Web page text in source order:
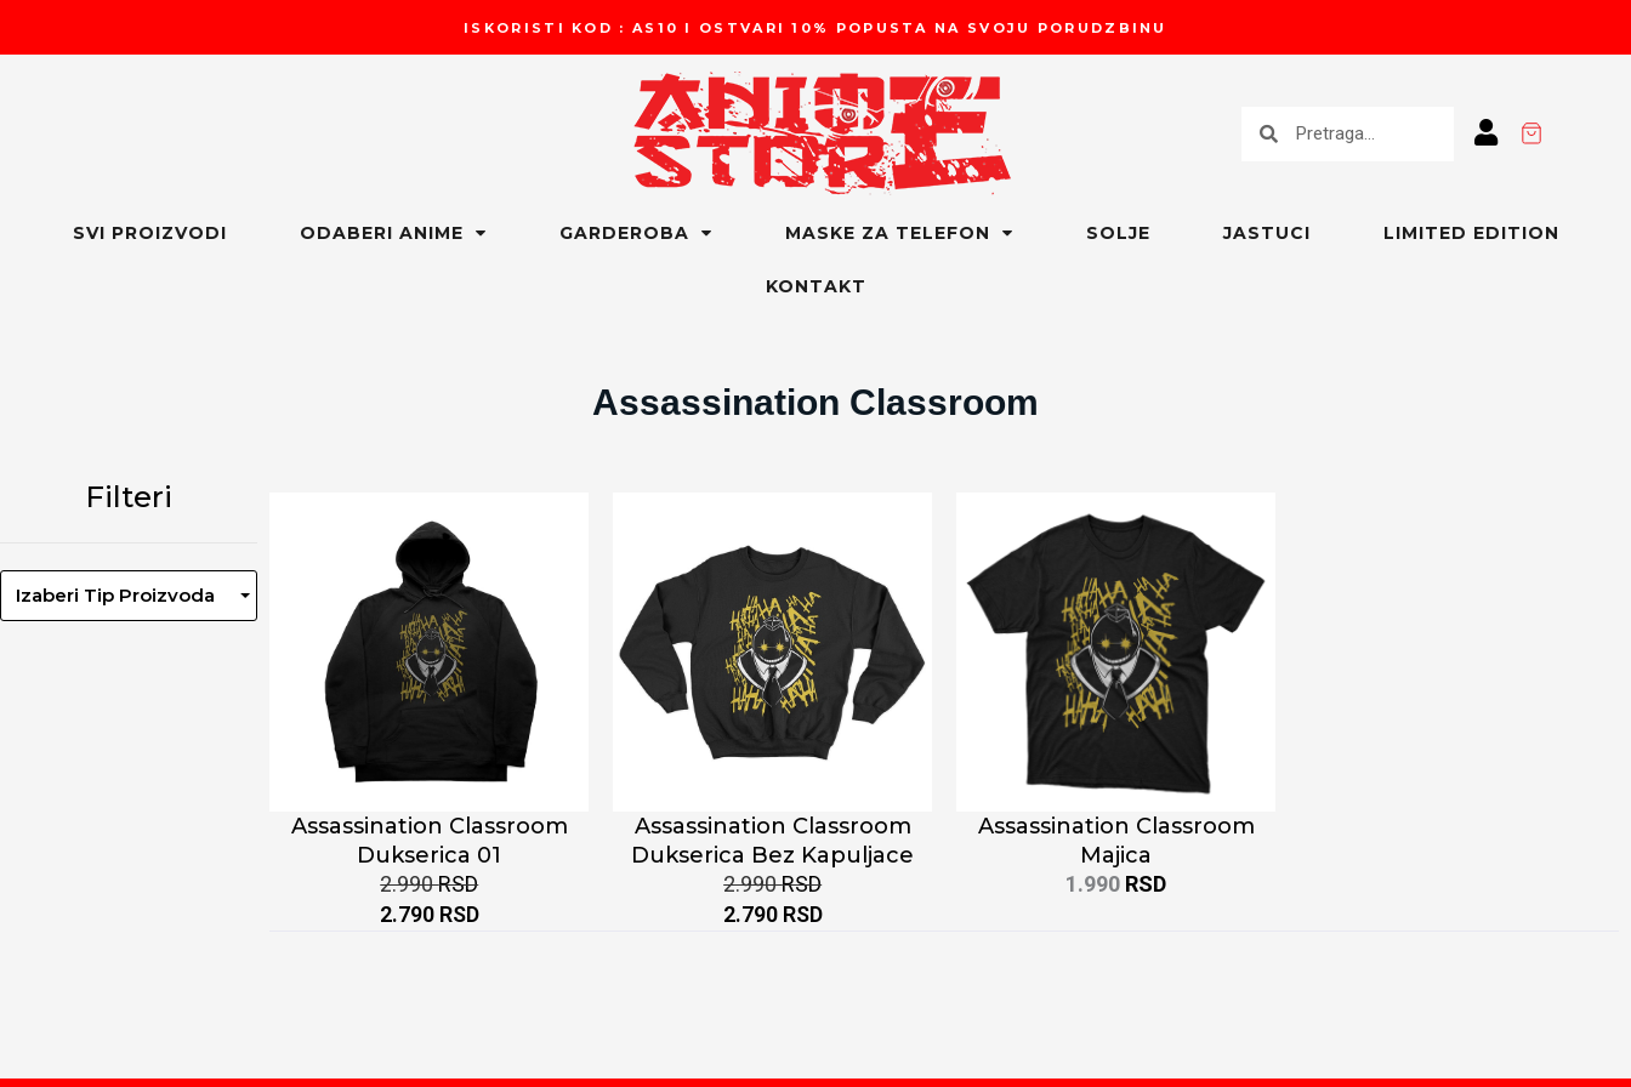
ISKORISTI KOD : AS10 I OSTVARI 10% POPUSTA NA SVOJU PORUDZBINU
SVI PROIZVODI ODABERI ANIME GARDEROBA MASKE ZA TELEFON SOLJE JASTUCI LIMITED EDITION
KONTAKT
Assassination Classroom
Filteri
Izaberi Tip Proizvoda
Assassination Classroom
Dukserica 01
2.990RSD
2.790 RSD
Assassination Classroom
Dukserica Bez Kapuljace
2.990RSD
2.790 RSD
Assassination Classroom
Majica
1.990 RSD